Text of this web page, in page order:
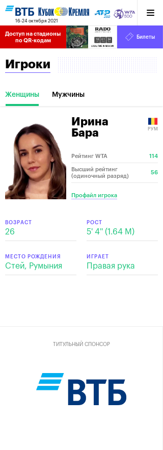
16-24 октября 2021
Доступ на стадионы
по QR-кодам
18
HRS
01
MINS
34
SECS
Билеты
Игроки
Женщины Мужчины
Ирина
Бара
РУМ
Рейтинг WTA 114
Высший рейтинг
(одиночный разряд)
56
Профайл игрока
ВОЗРАСТ
26
РОСТ
5' 4'' (1.64 М)
МЕСТО РОЖДЕНИЯ
Стей, Румыния
ИГРАЕТ
Правая рука
ТИТУЛЬНЫЙ СПОНСОР